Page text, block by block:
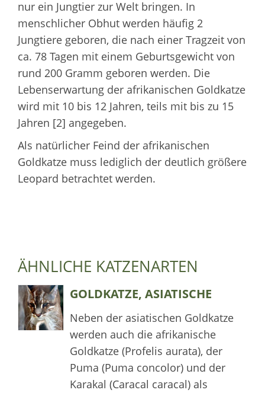
nur ein Jungtier zur Welt bringen. In
menschlicher Obhut werden häufig 2
Jungtiere geboren, die nach einer Tragzeit von
ca. 78 Tagen mit einem Geburtsgewicht von
rund 200 Gramm geboren werden. Die
Lebenserwartung der afrikanischen Goldkatze
wird mit 10 bis 12 Jahren, teils mit bis zu 15
Jahren [2] angegeben.
Als natürlicher Feind der afrikanischen
Goldkatze muss lediglich der deutlich größere
Leopard betrachtet werden.
ÄHNLICHE KATZENARTEN
GOLDKATZE, ASIATISCHE
Neben der asiatischen Goldkatze
werden auch die afrikanische
Goldkatze (Profelis aurata), der
Puma (Puma concolor) und der
Karakal (Caracal caracal) als